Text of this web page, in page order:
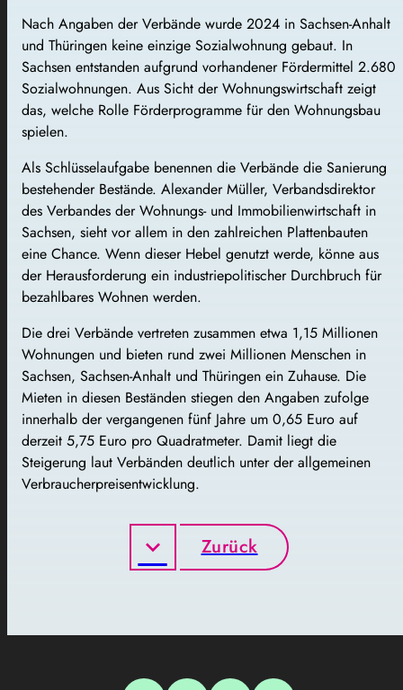
Nach Angaben der Verbände wurde 2024 in Sachsen-Anhalt
und Thüringen keine einzige Sozialwohnung gebaut. In
Sachsen entstanden aufgrund vorhandener Fördermittel 2.680
Sozialwohnungen. Aus Sicht der Wohnungswirtschaft zeigt
das, welche Rolle Förderprogramme für den Wohnungsbau
spielen.
Als Schlüsselaufgabe benennen die Verbände die Sanierung
bestehender Bestände. Alexander Müller, Verbandsdirektor
des Verbandes der Wohnungs- und Immobilienwirtschaft in
Sachsen, sieht vor allem in den zahlreichen Plattenbauten
eine Chance. Wenn dieser Hebel genutzt werde, könne aus
der Herausforderung ein industriepolitischer Durchbruch für
bezahlbares Wohnen werden.
Die drei Verbände vertreten zusammen etwa 1,15 Millionen
Wohnungen und bieten rund zwei Millionen Menschen in
Sachsen, Sachsen-Anhalt und Thüringen ein Zuhause. Die
Mieten in diesen Beständen stiegen den Angaben zufolge
innerhalb der vergangenen fünf Jahre um 0,65 Euro auf
derzeit 5,75 Euro pro Quadratmeter. Damit liegt die
Steigerung laut Verbänden deutlich unter der allgemeinen
Verbraucherpreisentwicklung.
Zurück